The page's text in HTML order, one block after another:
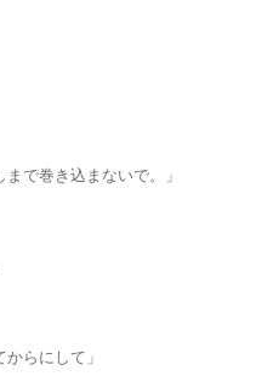
で巻き込まないで。」
らにして」